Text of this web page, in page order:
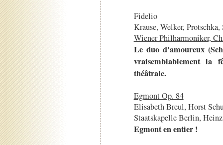
Fidelio
Krause, Welker,
Wiener Philharmoniker,
Le duo d'amoureux
vraisemblablement la
théâtrale.
Egmont Op. 84
Elisabeth Breul, Horst
Staatskapelle Berlin,
Egmont en entier !